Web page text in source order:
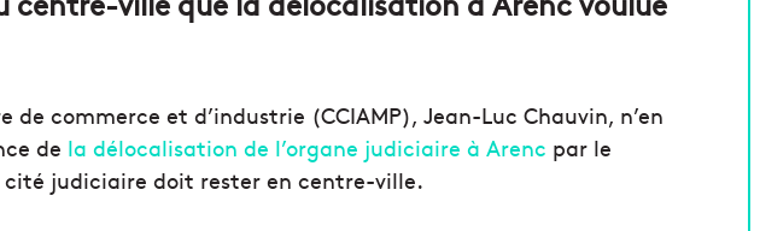
de commerce et d’industrie (CCIAMP), Jean-Luc Chauvin, n’en
de la délocalisation de l’organe judiciaire à Arenc par le
judiciaire doit rester en centre-ville.